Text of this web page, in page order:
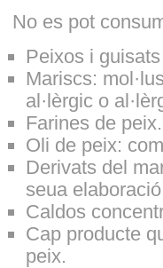
No es pot
Peixos i
Mariscs:
al·lèrgic o
Farines de peix.
Oli de peix:
Derivats del
seua
Caldos
Cap producte
peix.